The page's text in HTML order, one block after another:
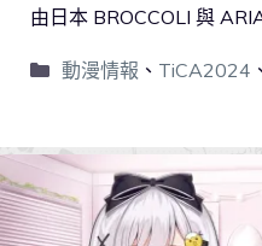
由日本 BROCCOLI 與
動漫情報 、 TiCA2024